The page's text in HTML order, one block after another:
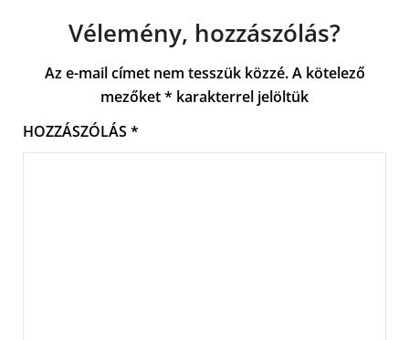
Vélemény, hozzászólás?
Az e-mail címet nem tesszük közzé. A kötelező
mezőket* karakterrel jelöltük
HOZZÁSZÓLÁS *